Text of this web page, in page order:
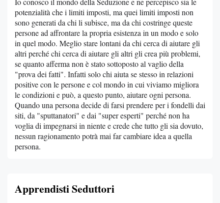
potenzialità che i limiti imposti, ma quei limiti imposti non
sono generati da chi li subisce, ma da chi costringe queste
persone ad affrontare la propria esistenza in un modo e solo
in quel modo. Meglio stare lontani da chi cerca di aiutare gli
altri perché chi cerca di aiutare gli altri gli crea più problemi,
se quanto afferma non è stato sottoposto al vaglio della
"prova dei fatti". Infatti solo chi aiuta se stesso in relazioni
positive con le persone e col mondo in cui viviamo migliora
le condizioni e può, a questo punto, aiutare ogni persona.
Quando una persona decide di farsi prendere per i fondelli dai
siti, da "sputtanatori" e dai "super esperti" perché non ha
voglia di impegnarsi in niente e crede che tutto gli sia dovuto,
nessun ragionamento potrà mai far cambiare idea a quella
persona.
Apprendisti Seduttori